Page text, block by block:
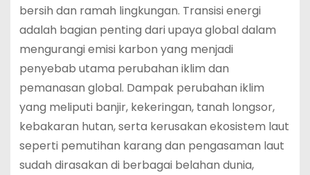
bersih dan ramah lingkungan. Transisi energi
adalah bagian penting dari upaya global dalam
mengurangi emisi karbon yang menjadi
penyebab utama perubahan iklim dan
pemanasan global. Dampak perubahan iklim
yang meliputi banjir, kekeringan, tanah longsor,
kebakaran hutan, serta kerusakan ekosistem laut
seperti pemutihan karang dan pengasaman laut
sudah dirasakan di berbagai belahan dunia,